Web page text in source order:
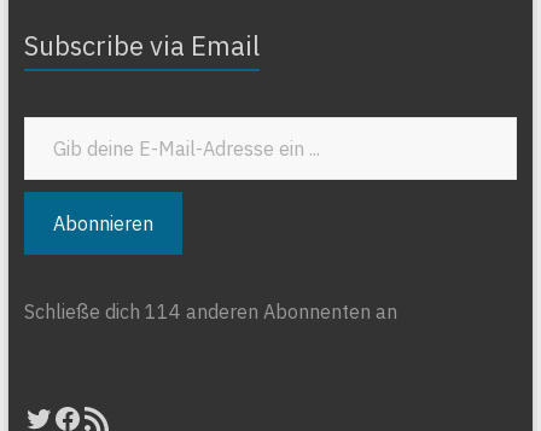
Subscribe via Email
Gib deine E-Mail-Adresse ein ...
Abonnieren
Schließe dich 114 anderen Abonnenten an
Twitter
Facebook
RSS-Feed